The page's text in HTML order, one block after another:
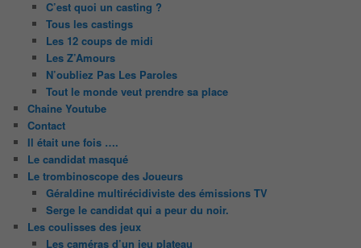
C’est quoi un casting ?
Tous les castings
Les 12 coups de midi
Les Z’Amours
N’oubliez Pas Les Paroles
Tout le monde veut prendre sa place
Chaine Youtube
Contact
Il était une fois ….
Le candidat masqué
Le trombinoscope des Joueurs
Géraldine multirécidiviste des émissions TV
Serge le candidat qui a peur du noir.
Les coulisses des jeux
Les caméras d’un jeu plateau